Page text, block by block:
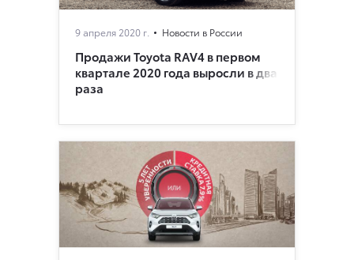
9 апреля 2020 г. Новости в России
Продажи Toyota RAV4 в первом
квартале 2020 года выросли в два
раза